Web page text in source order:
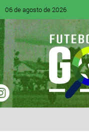
06 de agosto de 2026